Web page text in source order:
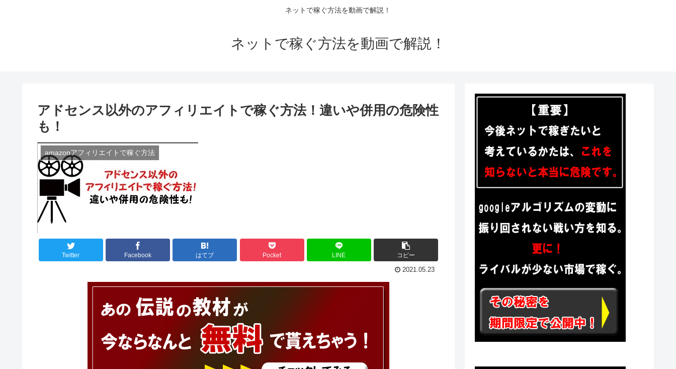
ネットで稼ぐ方法を動画で解説！
ネットで稼ぐ方法を動画で解説！
アドセンス以外のアフィリエイトで稼ぐ方法！違いや併用の危険性
も！
amazonアフィリエイトで稼ぐ方法
Twitter Facebook はてブ Pocket LINE コピー
2021.05.23